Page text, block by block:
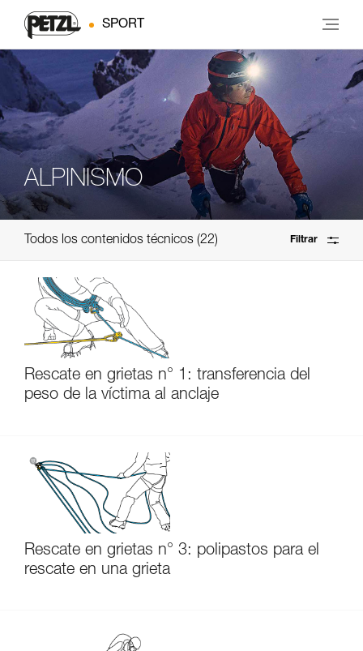
SPORT
ALPINISMO
Todos los contenidos técnicos 22 Filtrar
Rescate en grietas n° 1: transferencia del
peso de la víctima al anclaje
Rescate en grietas n° 3: polipastos para el
rescate en una grieta